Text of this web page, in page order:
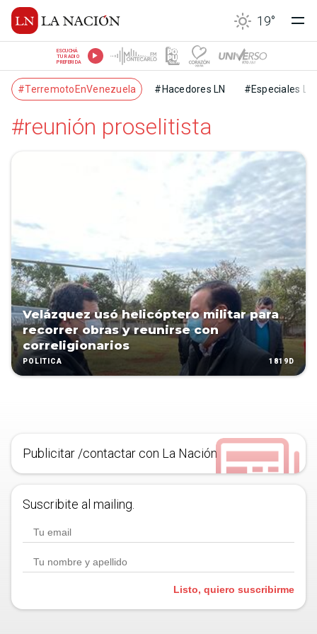
19°
ESCUCHÁ
TU RADIO
PREFERIDA
#TerremotoEnVenezuela #Hacedores LN #Especiales LN
#reunión proselitista
Velázquez usó helicóptero militar para
recorrer obras y reunirse con
correligionarios
POLÍTICA 1819D
Publicitar /contactar con La Nación
Suscribite al mailing.
Listo, quiero suscribirme